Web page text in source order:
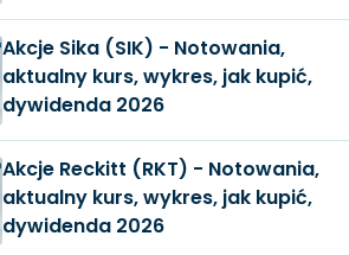
Akcje Sika (SIK) - Notowania,
aktualny kurs, wykres, jak kupić,
dywidenda 2026
Akcje Reckitt (RKT) - Notowania,
aktualny kurs, wykres, jak kupić,
dywidenda 2026